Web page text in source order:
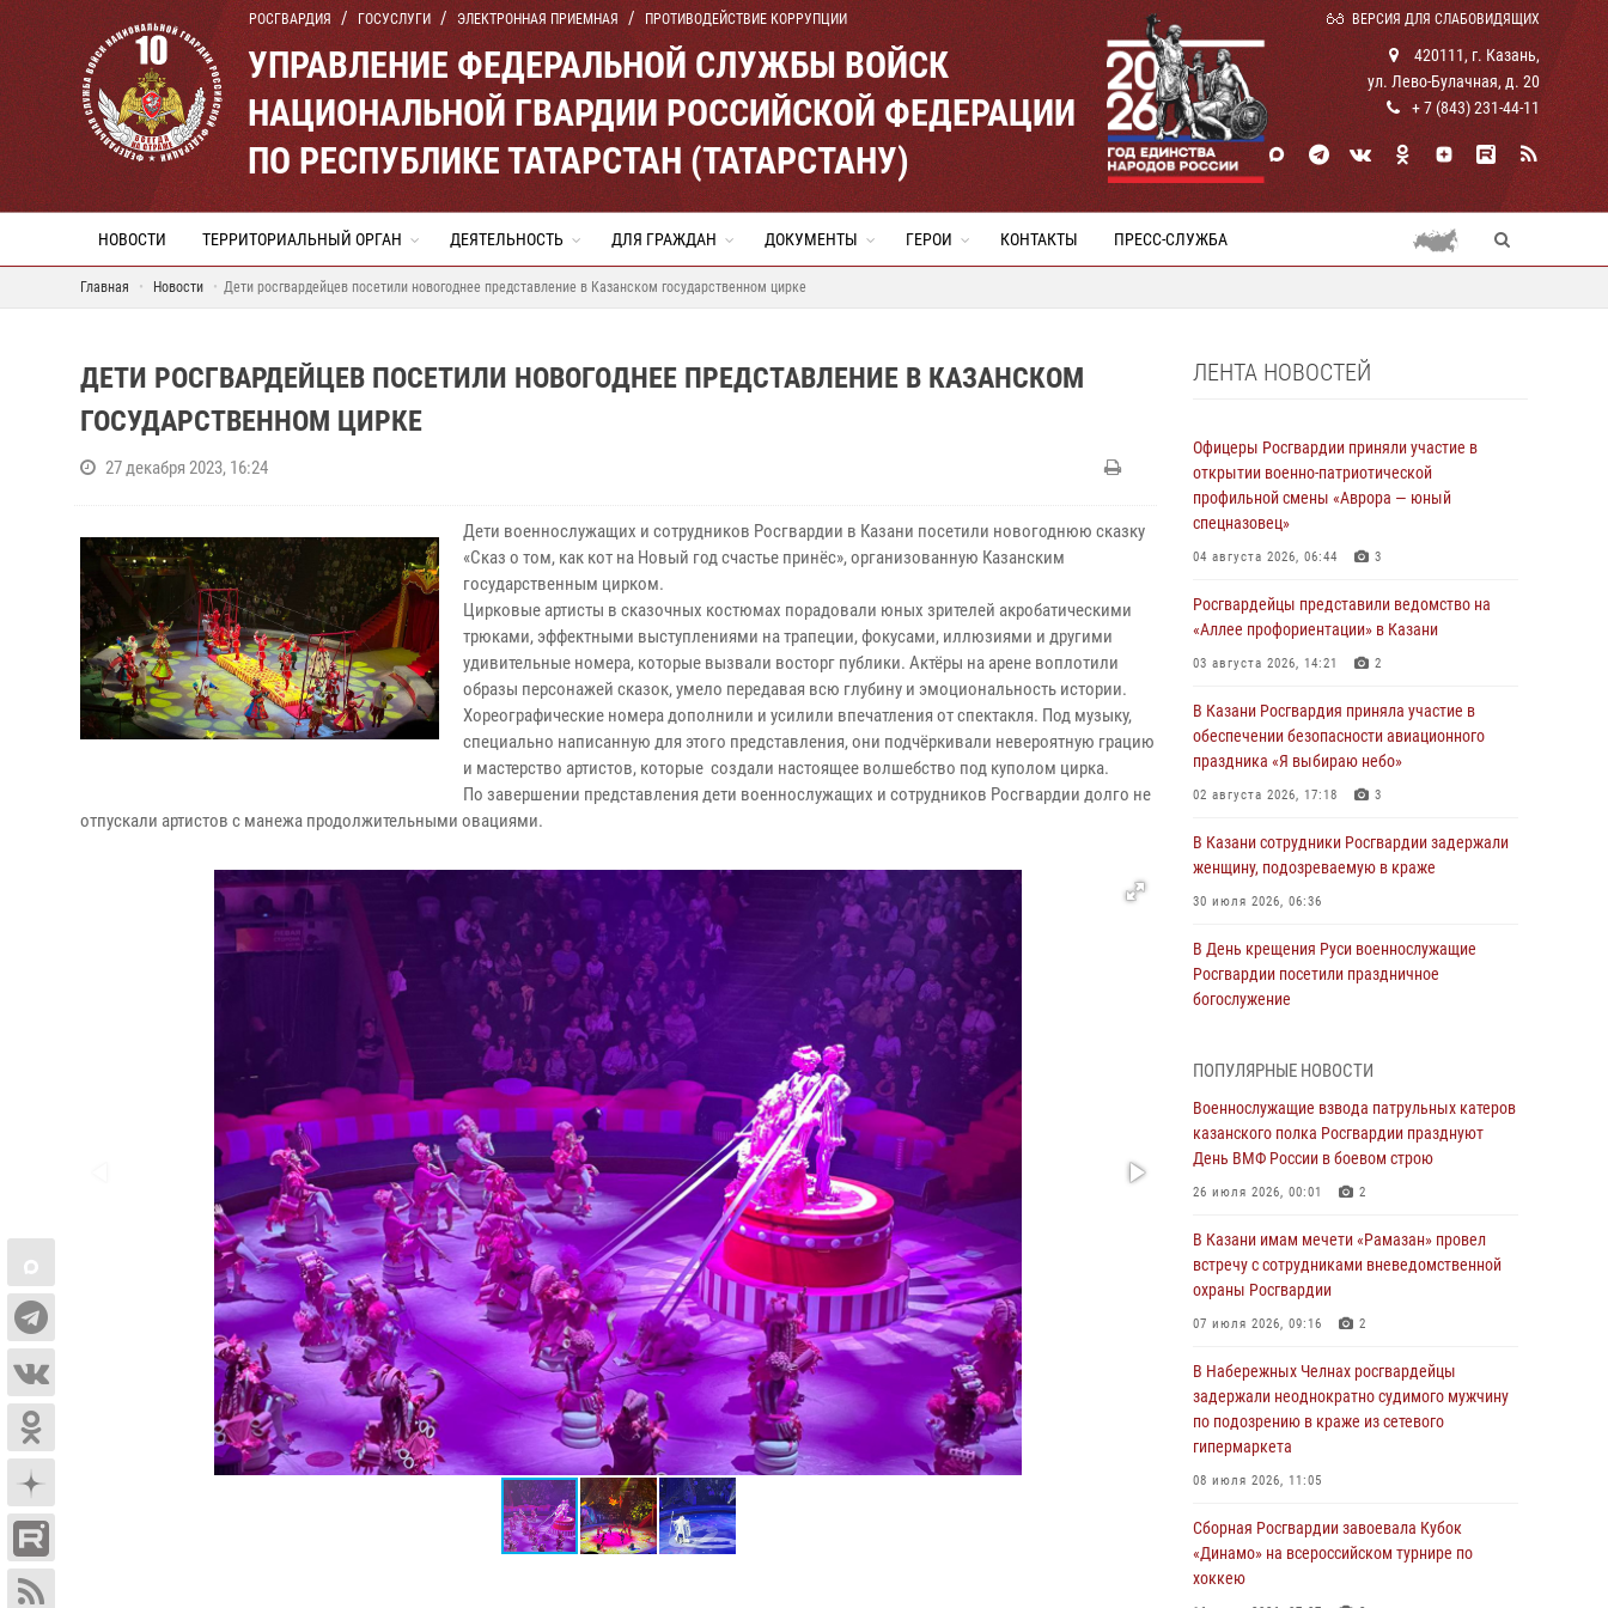
РОСГВАРДИЯ ГОСУСЛУГИ ЭЛЕКТРОННАЯ ПРИЕМНАЯ ПРОТИВОДЕЙСТВИЕ КОРРУПЦИИ ВЕРСИЯ ДЛЯ СЛАБОВИДЯЩИХ
УПРАВЛЕНИЕ ФЕДЕРАЛЬНОЙ СЛУЖБЫ ВОЙСК
НАЦИОНАЛЬНОЙ ГВАРДИИ РОССИЙСКОЙ ФЕДЕРАЦИИ
ПО РЕСПУБЛИКЕ ТАТАРСТАН (ТАТАРСТАНУ)
420111, г. Казань,
ул. Лево-Булачная, д. 20
+ 7 (843) 231-44-11
НОВОСТИ ТЕРРИТОРИАЛЬНЫЙ ОРГАН ДЕЯТЕЛЬНОСТЬ ДЛЯ ГРАЖДАН ДОКУМЕНТЫ ГЕРОИ КОНТАКТЫ ПРЕСС-СЛУЖБА
Главная Новости Дети росгвардейцев посетили новогоднее представление в Казанском государственном цирке
ДЕТИ РОСГВАРДЕЙЦЕВ ПОСЕТИЛИ НОВОГОДНЕЕ ПРЕДСТАВЛЕНИЕ В КАЗАНСКОМ
ГОСУДАРСТВЕННОМ ЦИРКЕ
27 декабря 2023, 16:24
Дети военнослужащих и сотрудников Росгвардии в Казани посетили новогоднюю сказку
«Сказ о том, как кот на Новый год счастье принёс», организованную Казанским
государственным цирком.
Цирковые артисты в сказочных костюмах порадовали юных зрителей акробатическими
трюками, эффектными выступлениями на трапеции, фокусами, иллюзиями и другими
удивительные номера, которые вызвали восторг публики. Актёры на арене воплотили
образы персонажей сказок, умело передавая всю глубину и эмоциональность истории.
Хореографические номера дополнили и усилили впечатления от спектакля. Под музыку,
специально написанную для этого представления, они подчёркивали невероятную грацию
и мастерство артистов, которые создали настоящее волшебство под куполом цирка.
По завершении представления дети военнослужащих и сотрудников Росгвардии долго не
отпускали артистов с манежа продолжительными овациями.
ЛЕНТА НОВОСТЕЙ
Офицеры Росгвардии приняли участие в
открытии военно-патриотической
профильной смены «Аврора — юный
спецназовец»
04 августа 2026, 06:44 3
Росгвардейцы представили ведомство на
«Аллее профориентации» в Казани
03 августа 2026, 14:21 2
В Казани Росгвардия приняла участие в
обеспечении безопасности авиационного
праздника «Я выбираю небо»
02 августа 2026, 17:18 3
В Казани сотрудники Росгвардии задержали
женщину, подозреваемую в краже
30 июля 2026, 06:36
В День крещения Руси военнослужащие
Росгвардии посетили праздничное
богослужение
Военнослужащие взвода патрульных катеров
казанского полка Росгвардии празднуют
День ВМФ России в боевом строю
26 июля 2026, 00:01 2
«бронзу» в окружном этапе конкурса
профессионального мастерства
24 июля 2026, 15:05
концерт певицы Кристины Соколовской
23 июля 2026, 10:22 2
В Нижнекамске сотрудники Росгвардии
задержали подозреваемого в краже
В Казани Росгвардия приняла участие в
обеспечении безопасности крестного хода и
ПОПУЛЯРНЫЕ НОВОСТИ
Военнослужащие взвода патрульных катеров
казанского полка Росгвардии празднуют
День ВМФ России в боевом строю
26 июля 2026, 00:01 2
В Казани имам мечети «Рамазан» провел
встречу с сотрудниками вневедомственной
охраны Росгвардии
07 июля 2026, 09:16 2
В Набережных Челнах росгвардейцы
задержали неоднократно судимого мужчину
по подозрению в краже из сетевого
гипермаркета
08 июля 2026, 11:05
Сборная Росгвардии завоевала Кубок
«Динамо» на всероссийском турнире по
хоккею